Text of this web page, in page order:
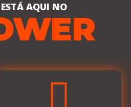
AQUI NO